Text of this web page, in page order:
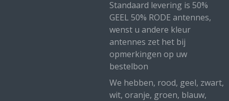
Standaard levering is 50%
GEEL 50% RODE antennes,
wenst u andere kleur
antennes zet het bij
opmerkingen op uw
bestelbon
We hebben, rood, geel, zwart,
wit, oranje, groen, blauw,